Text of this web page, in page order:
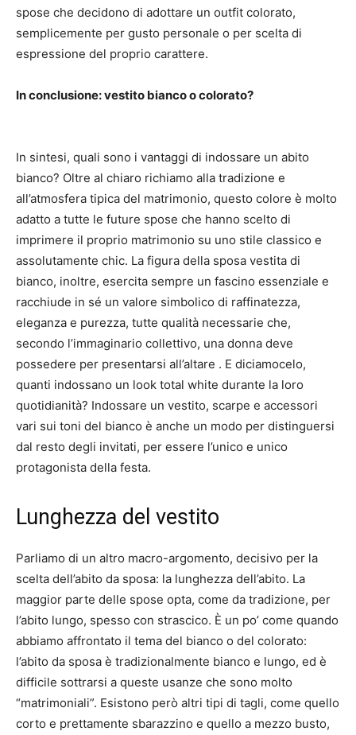
spose che decidono di adottare un outfit colorato,
semplicemente per gusto personale o per scelta di
espressione del proprio carattere.
In conclusione: vestito bianco o colorato?
In sintesi, quali sono i vantaggi di indossare un abito
bianco? Oltre al chiaro richiamo alla tradizione e
all’atmosfera tipica del matrimonio, questo colore è molto
adatto a tutte le future spose che hanno scelto di
imprimere il proprio matrimonio su uno stile classico e
assolutamente chic. La figura della sposa vestita di
bianco, inoltre, esercita sempre un fascino essenziale e
racchiude in sé un valore simbolico di raffinatezza,
eleganza e purezza, tutte qualità necessarie che,
secondo l’immaginario collettivo, una donna deve
possedere per presentarsi all’altare . E diciamocelo,
quanti indossano un look total white durante la loro
quotidianità? Indossare un vestito, scarpe e accessori
vari sui toni del bianco è anche un modo per distinguersi
dal resto degli invitati, per essere l’unico e unico
protagonista della festa.
Lunghezza del vestito
Parliamo di un altro macro-argomento, decisivo per la
scelta dell’abito da sposa: la lunghezza dell’abito. La
maggior parte delle spose opta, come da tradizione, per
l’abito lungo, spesso con strascico. È un po’ come quando
abbiamo affrontato il tema del bianco o del colorato:
l’abito da sposa è tradizionalmente bianco e lungo, ed è
difficile sottrarsi a queste usanze che sono molto
“matrimoniali”. Esistono però altri tipi di tagli, come quello
corto e prettamente sbarazzino e quello a mezzo busto,